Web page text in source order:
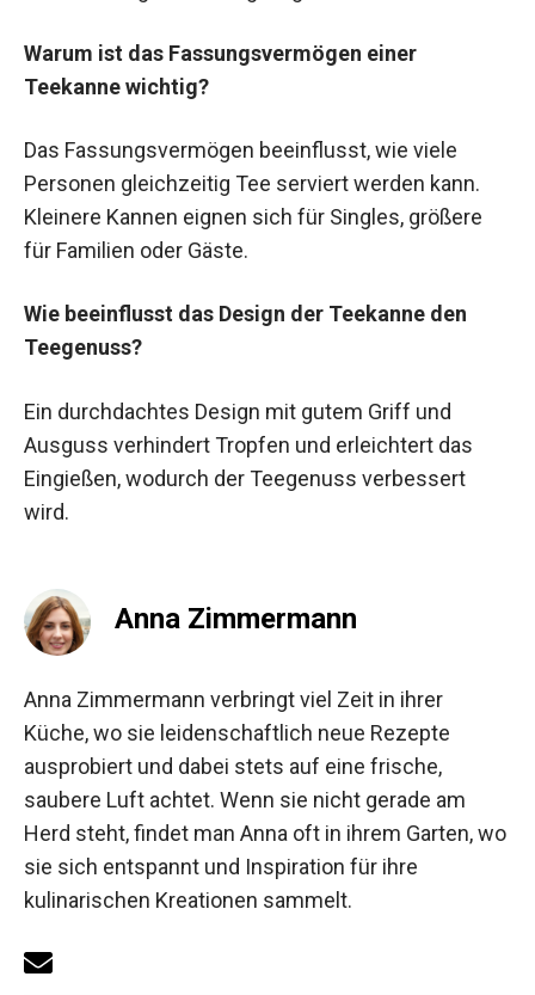
Warum ist das Fassungsvermögen einer
Teekanne wichtig?
Das Fassungsvermögen beeinflusst, wie viele
Personen gleichzeitig Tee serviert werden kann.
Kleinere Kannen eignen sich für Singles, größere
für Familien oder Gäste.
Wie beeinflusst das Design der Teekanne den
Teegenuss?
Ein durchdachtes Design mit gutem Griff und
Ausguss verhindert Tropfen und erleichtert das
Eingießen, wodurch der Teegenuss verbessert
wird.
Anna Zimmermann
Anna Zimmermann verbringt viel Zeit in ihrer
Küche, wo sie leidenschaftlich neue Rezepte
ausprobiert und dabei stets auf eine frische,
saubere Luft achtet. Wenn sie nicht gerade am
Herd steht, findet man Anna oft in ihrem Garten, wo
sie sich entspannt und Inspiration für ihre
kulinarischen Kreationen sammelt.